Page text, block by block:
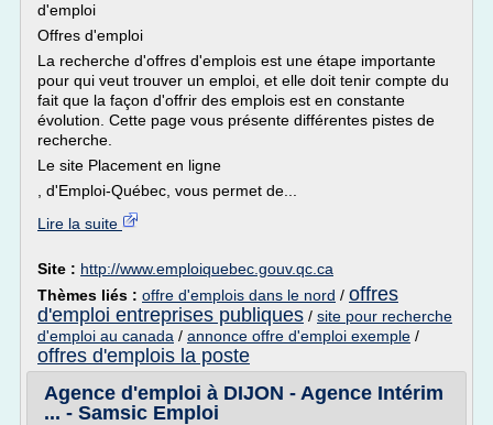
d'emploi
Offres d'emploi
La recherche d'offres d'emplois est une étape importante
pour qui veut trouver un emploi, et elle doit tenir compte du
fait que la façon d'offrir des emplois est en constante
évolution. Cette page vous présente différentes pistes de
recherche.
Le site Placement en ligne
, d'Emploi-Québec, vous permet de...
Lire la suite
Site : http://www.emploiquebec.gouv.qc.ca
Thèmes liés : offre d'emplois dans le nord / offres
d'emploi entreprises publiques / site pour recherche
d'emploi au canada / annonce offre d'emploi exemple /
offres d'emplois la poste
Agence d'emploi à DIJON - Agence Intérim
... - Samsic Emploi